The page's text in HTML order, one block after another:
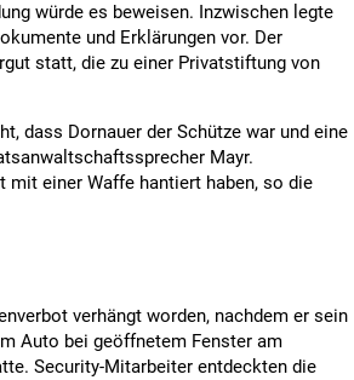
würde es beweisen. Inzwischen legte
und Erklärungen vor. Der
statt, die zu einer Privatstiftung von
dass Dornauer der Schütze war und eine
Mayr.
einer Waffe hantiert haben, so die
verhängt worden, nachdem er sein
Auto bei geöffnetem Fenster am
Security-Mitarbeiter entdeckten die